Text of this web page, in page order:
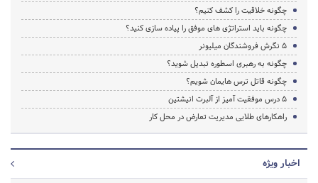
چگونه خلاقیت را کشف کنیم؟
چگونه باید استراتژی های موفق را پیاده سازی کنید؟
۵ نگرش فروشندگان میلیونر
چگونه به رهبری اسطوره تبدیل شوید؟
چگونه قاتل ترس هایمان شویم؟
۵ درس موفقیت آمیز از آلبرت انیشتین
راهکارهای طلایی مدیریت تعارض در محل کار
اخبار ویژه